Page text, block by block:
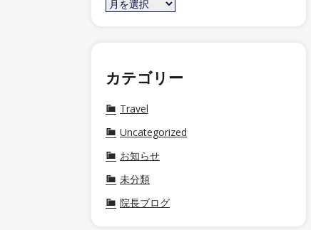
カテゴリー
Travel
Uncategorized
お知らせ
未分類
院長ブログ